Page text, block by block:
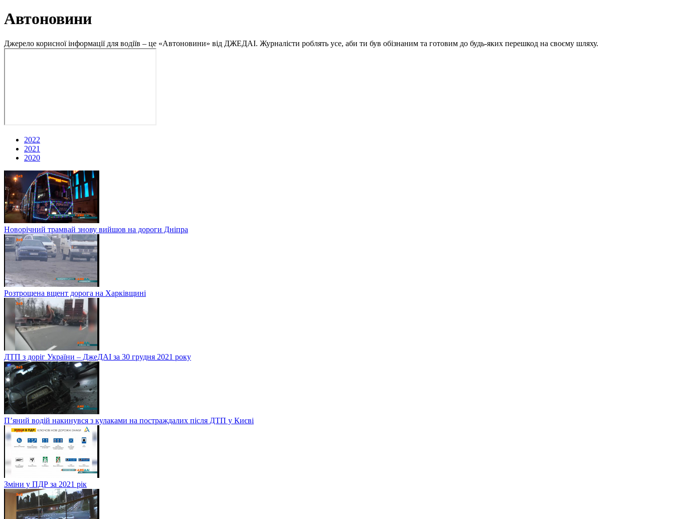
Автоновини
Джерело корисної інформації для водіїв – це «Автоновини» від ДЖЕДАІ. Журналісти роблять усе, аби ти був обізнаним та готовим до будь-яких перешкод на своєму шляху.
2022
2021
2020
Новорічний трамвай знову вийшов на дороги Дніпра
Розтрощена вщент дорога на Харківщині
ДТП з доріг України – ДжеДАІ за 30 грудня 2021 року
П’яний водій накинувся з кулаками на постраждалих після ДТП у Києві
Зміни у ПДР за 2021 рік